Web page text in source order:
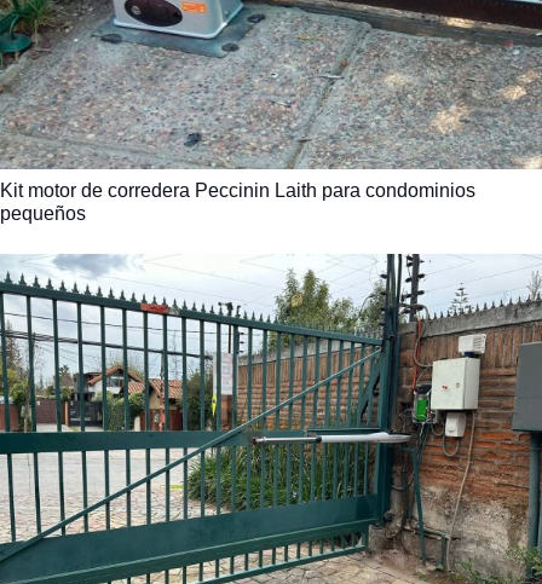
Kit motor de corredera Peccinin Laith para condominios
pequeños